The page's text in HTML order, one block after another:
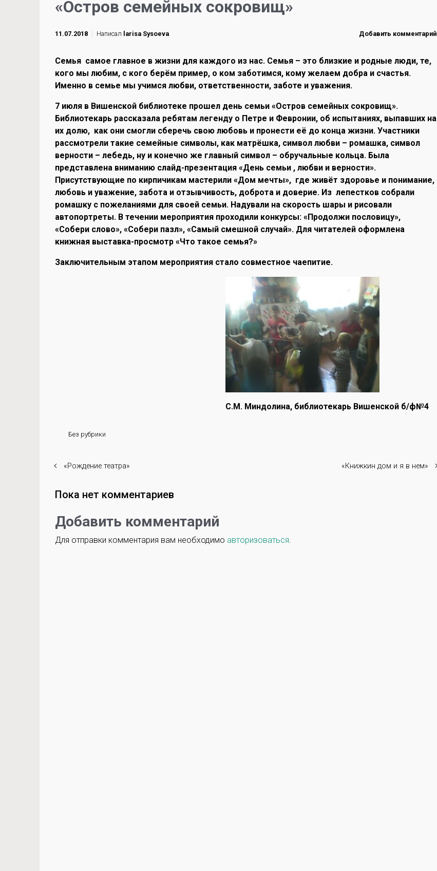
«Остров семейных сокровищ»
11.07.2018 Написал larisa Sysoeva Добавить комментарий
Семья самое главное в жизни для каждого из нас. Семья – это близкие и родные люди, те,
кого мы любим, с кого берём пример, о ком заботимся, кому желаем добра и счастья.
Именно в семье мы учимся любви, ответственности, заботе и уважения.
7 июля в Вишенской библиотеке прошел день семьи «Остров семейных сокровищ».
Библиотекарь рассказала ребятам легенду о Петре и Февронии, об испытаниях, выпавших на
их долю, как они смогли сберечь свою любовь и пронести её до конца жизни. Участники
рассмотрели такие семейные символы, как матрёшка, символ любви – ромашка, символ
верности – лебедь, ну и конечно же главный символ – обручальные кольца. Была
представлена вниманию слайд-презентация «День семьи , любви и верности».
Присутствующие по кирпичикам мастерили «Дом мечты», где живёт здоровье и понимание,
любовь и уважение, забота и отзывчивость, доброта и доверие. Из лепестков собрали
ромашку с пожеланиями для своей семьи. Надували на скорость шары и рисовали
автопортреты. В течении мероприятия проходили конкурсы: «Продолжи пословицу»,
«Собери слово», «Собери пазл», «Самый смешной случай». Для читателей оформлена
книжная выставка-просмотр «Что такое семья?»
Заключительным этапом мероприятия стало совместное чаепитие.
С.М. Миндолина, библиотекарь Вишенской б/ф№4
Без рубрики
«Рождение театра» «Книжкин дом и я в нем»
Пока нет комментариев
Добавить комментарий
Для отправки комментария вам необходимо авторизоваться.